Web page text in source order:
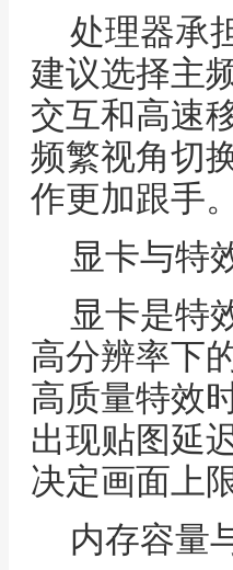
处理器承
建议选择主
交互和高速
频繁视角切
作更加跟手。
显卡与特
显卡是特
高分辨率下
高质量特效
出现贴图延
决定画面上限
内存容量